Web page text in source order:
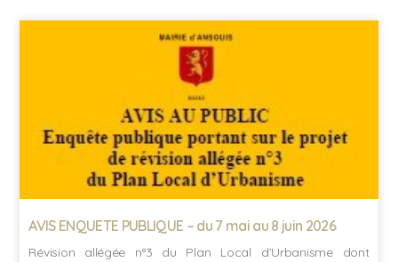
AVIS ENQUETE PUBLIQUE – du 7 mai au 8 juin 2026
Révision allégée n°3 du Plan Local d’Urbanisme dont